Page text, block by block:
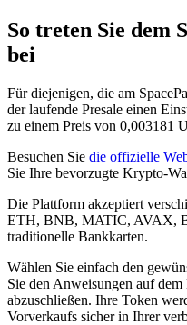
So treten Sie dem
bei
Für diejenigen, die am
der laufende Presale einen
zu einem Preis von 0,003181
Besuchen Sie die offizielle
Sie Ihre bevorzugte Krypto-
Die Plattform akzeptiert
ETH, BNB, MATIC, AVAX,
traditionelle Bankkarten.
Wählen Sie einfach den
Sie den Anweisungen auf
abzuschließen. Ihre Token
Vorverkaufs sicher in Ihrer